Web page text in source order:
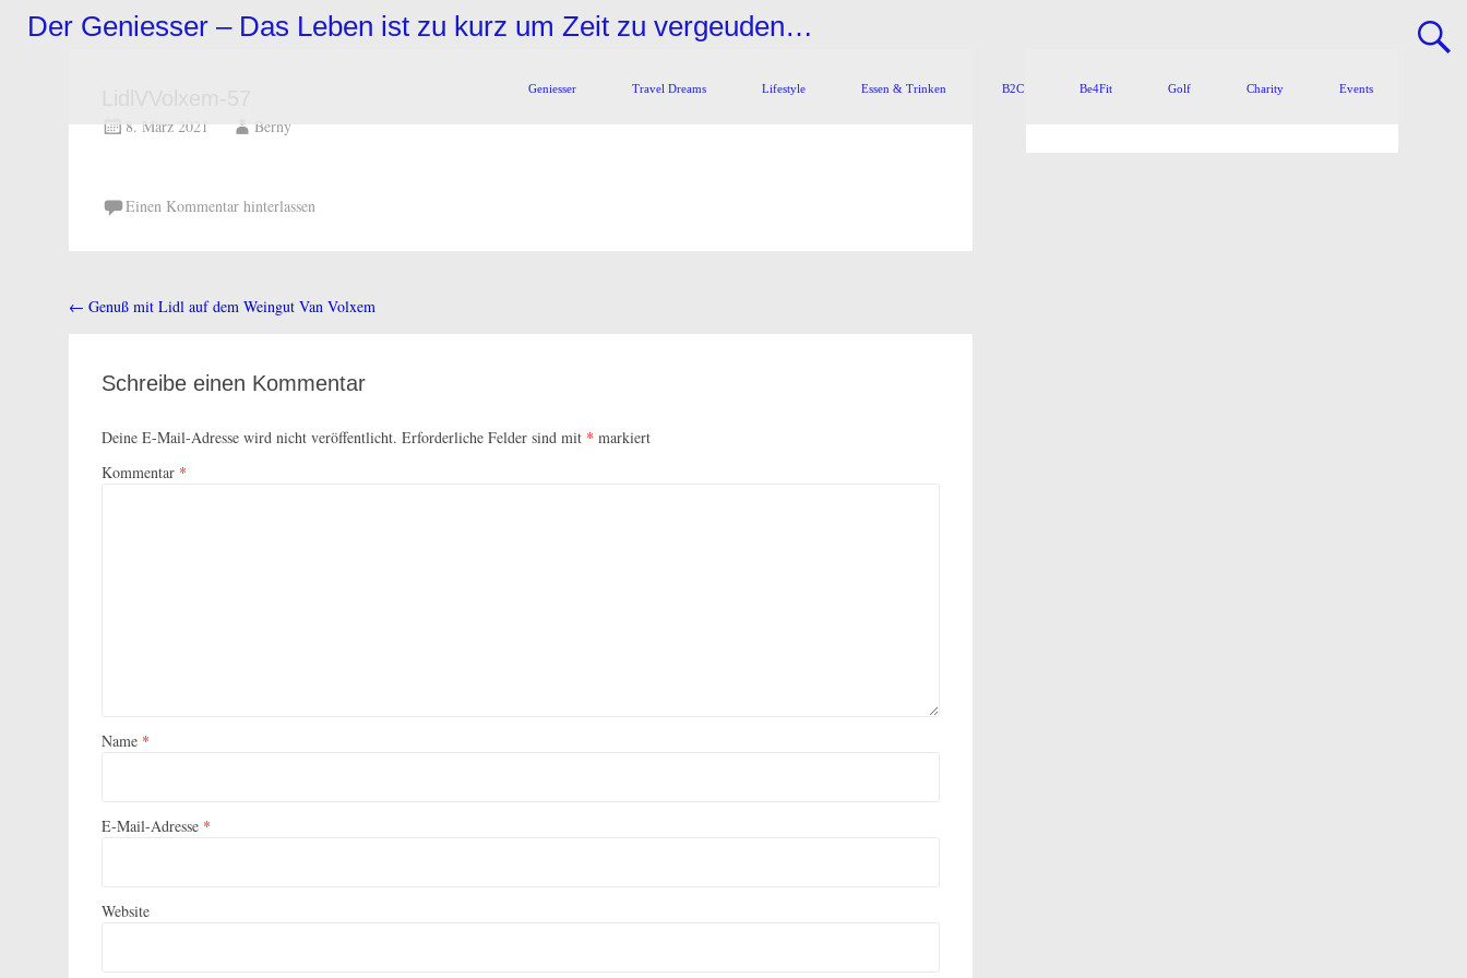
InhaltDer Geniesser – Das Leben ist zu kurz um Zeit zu vergeuden…
Geniesser Travel Dreams Lifestyle Essen & Trinken B2C Be4Fit Golf Charity Events
8. März 2021 Berny
Einen Kommentar hinterlassen
Beitragsnavigation
← Genuß mit Lidl auf dem Weingut Van Volxem
Schreibe einen Kommentar
Deine E-Mail-Adresse wird nicht veröffentlicht. Erforderliche Felder sind mit * markiert
Kommentar *
Name *
E-Mail-Adresse *
Website